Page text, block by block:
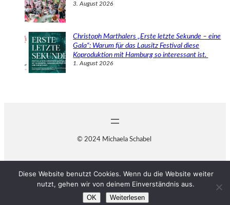
3. August 2026
Christoph Marthalers „Erste letzte Sekunde – eine
Gala“: Warum für das Lausitz Festival diese
Koproduktion mit Hamburg so interessant ist.
1. August 2026
© 2024 Michaela Schabel
Diese Website benutzt Cookies. Wenn du die Website weiter
nutzt, gehen wir von deinem Einverständnis aus.
OK Weiterlesen